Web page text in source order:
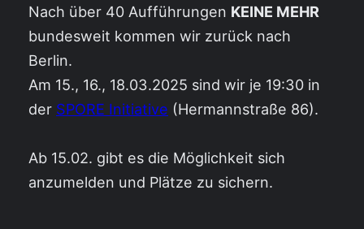
Nach über 40 Aufführungen KEINE MEHR
bundesweit kommen wir zurück nach
Berlin.
Am 15., 16., 18.03.2025 sind wir je 19:30 in
der SPORE Initiative (Hermannstraße 86).
Ab 15.02. gibt es die Möglichkeit sich
anzumelden und Plätze zu sichern.